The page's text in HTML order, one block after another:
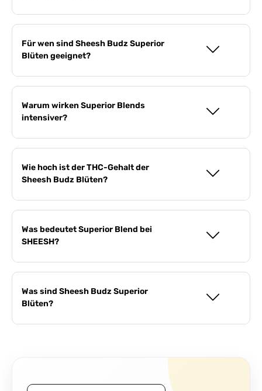
Für wen sind Sheesh Budz Superior
Blüten geeignet?
Warum wirken Superior Blends
intensiver?
Wie hoch ist der THC-Gehalt der
Sheesh Budz Blüten?
Was bedeutet Superior Blend bei
SHEESH?
Was sind Sheesh Budz Superior
Blüten?